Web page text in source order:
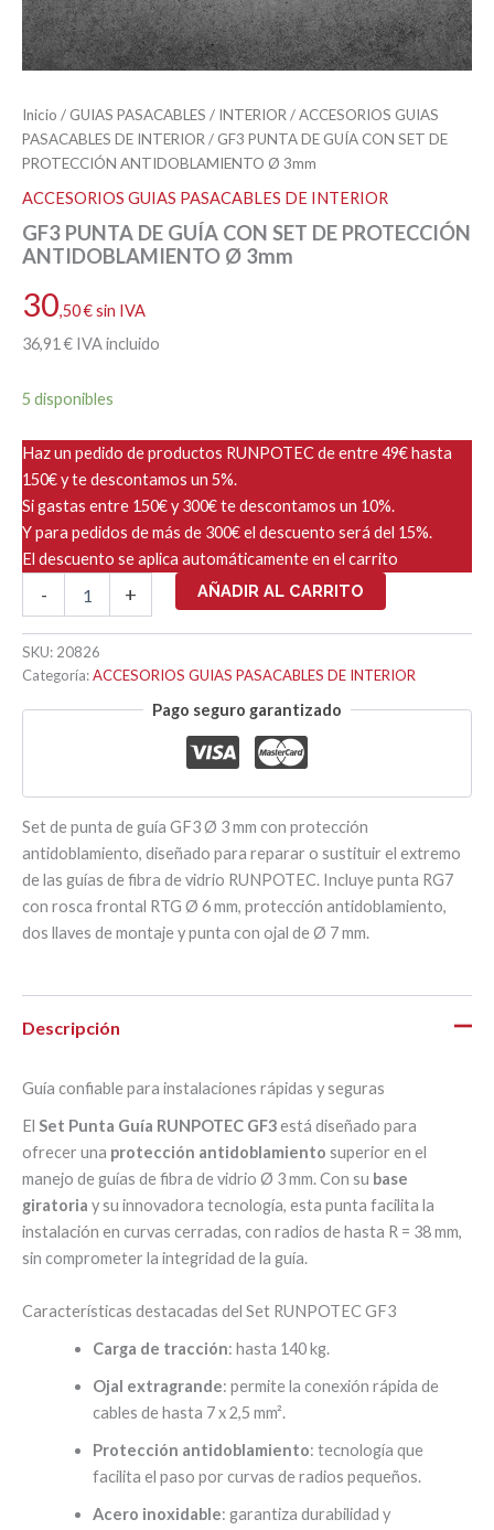
Inicio / GUIAS PASACABLES / INTERIOR /ACCESORIOS GUIAS
PASACABLES DE INTERIOR / GF3 PUNTA DE GUÍA CON SET DE
PROTECCIÓN ANTIDOBLAMIENTO Ø 3mm
ACCESORIOS GUIAS PASACABLES DE INTERIOR
GF3 PUNTA DE GUÍA CON SET DE PROTECCIÓN
ANTIDOBLAMIENTO Ø 3mm
30,50€sin IVA
36,91 € IVA incluido
5 disponibles
Haz un pedido de productos RUNPOTEC de entre 49€ hasta
150€ y te descontamos un 5%.
Si gastas entre 150€ y 300€ te descontamos un 10%.
Y para pedidos de más de 300€ el descuento será del 15%.
El descuento se aplica automáticamente en el carrito
-
PUNTA
GUÍA
CON
DE
3mm
cantidad
+ AÑADIR AL CARRITO
SKU: 20826
Categoría:ACCESORIOS GUIAS PASACABLES DE INTERIOR
Pago seguro garantizado
Set de punta de guía GF3 Ø 3 mm con protección
antidoblamiento, diseñado para reparar o sustituir el extremo
de las guías de fibra de vidrio RUNPOTEC. Incluye punta RG7
con rosca frontal RTG Ø 6 mm, protección antidoblamiento,
dos llaves de montaje y punta con ojal de Ø 7 mm.
Descripción
Guía confiable para instalaciones rápidas y seguras
El Set Punta Guía RUNPOTEC GF3está diseñado para
ofrecer una protección antidoblamiento superior en el
manejo de guías de fibra de vidrio Ø 3 mm. Con su base
giratoria y su innovadora tecnología, esta punta facilita la
instalación en curvas cerradas, con radios de hasta R = 38 mm,
sin comprometer la integridad de la guía.
Características destacadas del Set RUNPOTEC GF3
Carga de tracción: hasta 140 kg.
Ojal extragrande: permite la conexión rápida de
cables de hasta 7 x 2,5 mm².
Protección antidoblamiento: tecnología que
facilita el paso por curvas de radios pequeños.
Acero inoxidable: garantiza durabilidad y